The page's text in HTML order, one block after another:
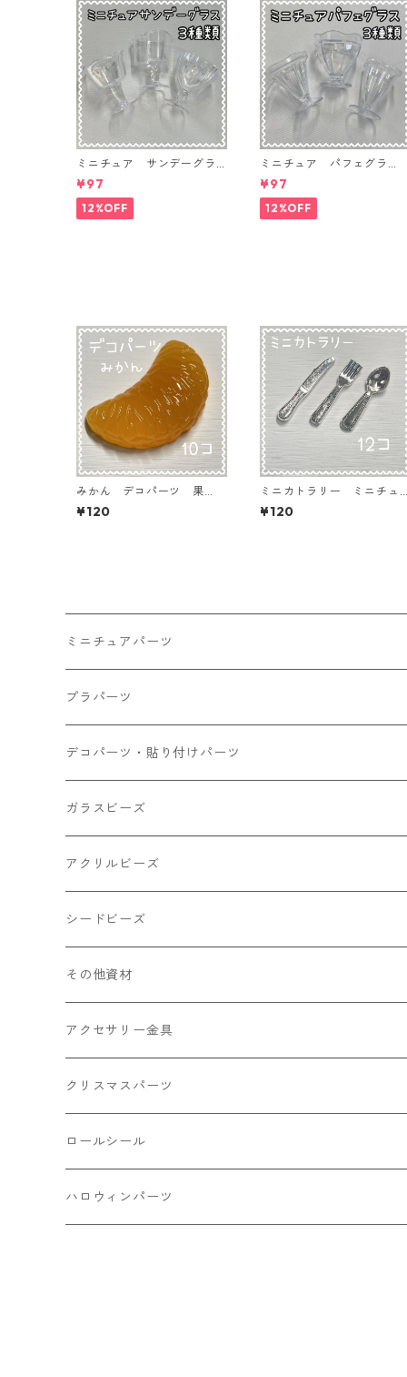
ミニチュア サンデーグラ
ス 3個入り【MNT-GLS-3P
-04】
¥97
12%OFF
ミニチュア パフェグラ
ス 3個入り【MNT-GLS-3P
-03】
¥97
12%OFF
みかん デコパーツ 果
物 フルーツ 10個入り
貼り付けパーツ【DP-FU-O
¥120
ミニカトラリー ミニチュ
アパーツ 12個入り【MNT-
cutlery-S】
¥120
ミニチュアパーツ
大きいパーツ グラス系
小さいパーツ グラス系
小物
カップ
プラパーツ
ナスカン カニカン
リング イヤリング パーツ
チェーンパーツ
プラチャーム
デコパーツ・貼り付けパーツ
食べ物系
キャンディ
ドーナツ
パン
ゼリー
アニマル系
うさぎ
くま
スライス棒
フレーク カット済
シール付き
フルーツ系 野菜果物
お花
ミニパーツ ネイル
雑貨系
ガラスビーズ
ミレフィオリ
ランプワーク
キャッツアイ
アクリルビーズ
丸玉6㎜ ラウンド
丸玉8㎜ ラウンド
カボチャ
クラック
ソロバン型
アルファベット
シードビーズ
ミックス
2㎜
不透明
3㎜
不透明タイプ
ミックスタイプ
4㎜
その他資材
アクセサリー金具
カラー丸カン
10㎜
ボールチップ
ピアスパーツ
クリスマスパーツ
プラチャーム
デコパーツ 貼り付けパーツ
ロールシール
サンキュー
ハロウィンパーツ